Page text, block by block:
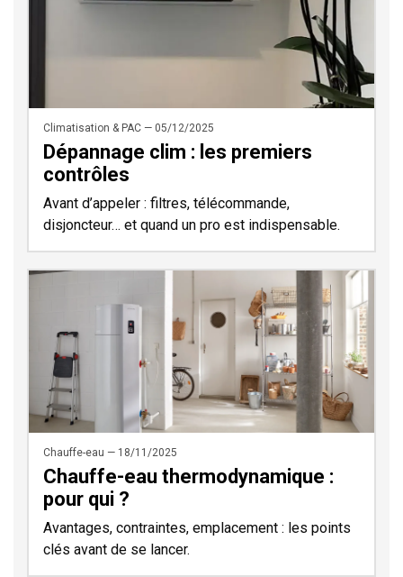
Climatisation & PAC — 05/12/2025
Dépannage clim : les premiers
contrôles
Avant d’appeler : filtres, télécommande,
disjoncteur… et quand un pro est indispensable.
Chauffe-eau — 18/11/2025
Chauffe-eau thermodynamique :
pour qui ?
Avantages, contraintes, emplacement : les points
clés avant de se lancer.